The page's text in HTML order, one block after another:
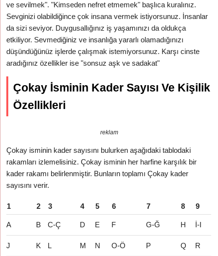
ve sevilmek". "Kimseden nefret etmemek" başlıca kuralınız.
Sevginizi olabildiğince çok insana vermek istiyorsunuz. İnsanlar
da sizi seviyor. Duygusallığınız iş yaşamınızı da oldukça
etkiliyor. Sevmediğiniz ve insanlığa yararlı olamadığınızı
düşündüğünüz işlerde çalışmak istemiyorsunuz. Karşı cinste
aradığınız özellikler ise "sonsuz aşk ve sadakat"
Çokay İsminin Kader Sayısı Ve Kişilik
Özellikleri
reklam
Çokay isminin kader sayısını bulurken aşağıdaki tablodaki
rakamları izlemelisiniz. Çokay isminin her harfine karşılık bir
kader rakamı belirlenmiştir. Bunların toplamı Çokay kader
sayısını verir.
1 2 3 4 5 6 7 8 9
A B C-Ç D E F G-Ğ H İ-I
J K L M N O-Ö P Q R